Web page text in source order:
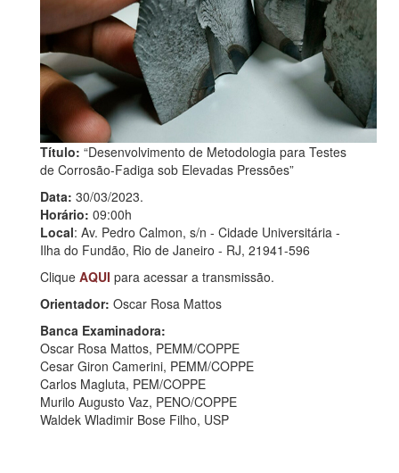
Título: “Desenvolvimento de Metodologia para Testes
de Corrosão-Fadiga sob Elevadas Pressões”
Data: 30/03/2023.
Horário: 09:00h
Local: Av. Pedro Calmon, s/n - Cidade Universitária -
Ilha do Fundão, Rio de Janeiro - RJ, 21941-596
Clique AQUI para acessar a transmissão.
Orientador: Oscar Rosa Mattos
Banca Examinadora:
Oscar Rosa Mattos, PEMM/COPPE
Cesar Giron Camerini, PEMM/COPPE
Carlos Magluta, PEM/COPPE
Murilo Augusto Vaz, PENO/COPPE
Waldek Wladimir Bose Filho, USP